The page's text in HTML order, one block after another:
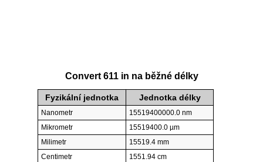
Convert 611 in na běžné délky
Fyzikální jednotka Jednotka délky
Nanometr
15519400000.0 nm
Mikrometr
15519400.0 µm
Milimetr
15519.4 mm
Centimetr
1551.94 cm